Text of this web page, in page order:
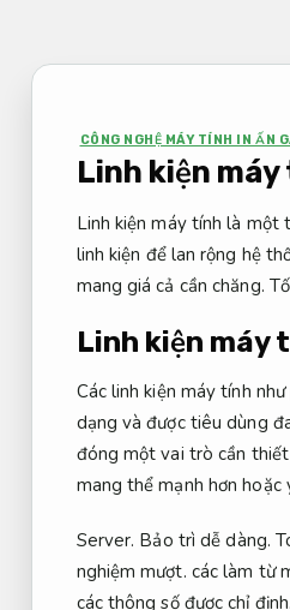
CÔNG NGHỆ MÁY TÍNH IN ẤN
Linh kiện
Linh kiện máy tính là một
linh kiện để lan rộng hệ
mang giá cả cần chăng.
Linh kiện máy
Các linh kiện máy tính
dạng và được tiêu dùng
đóng một vai trò cần
mang thể mạnh hơn
Server. Bảo trì dễ dàng.
nghiệm mượt. các làm từ
các thông số được chỉ định.